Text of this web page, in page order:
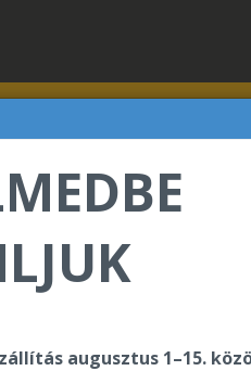
augusztus 1–15.
Forever Living internetes